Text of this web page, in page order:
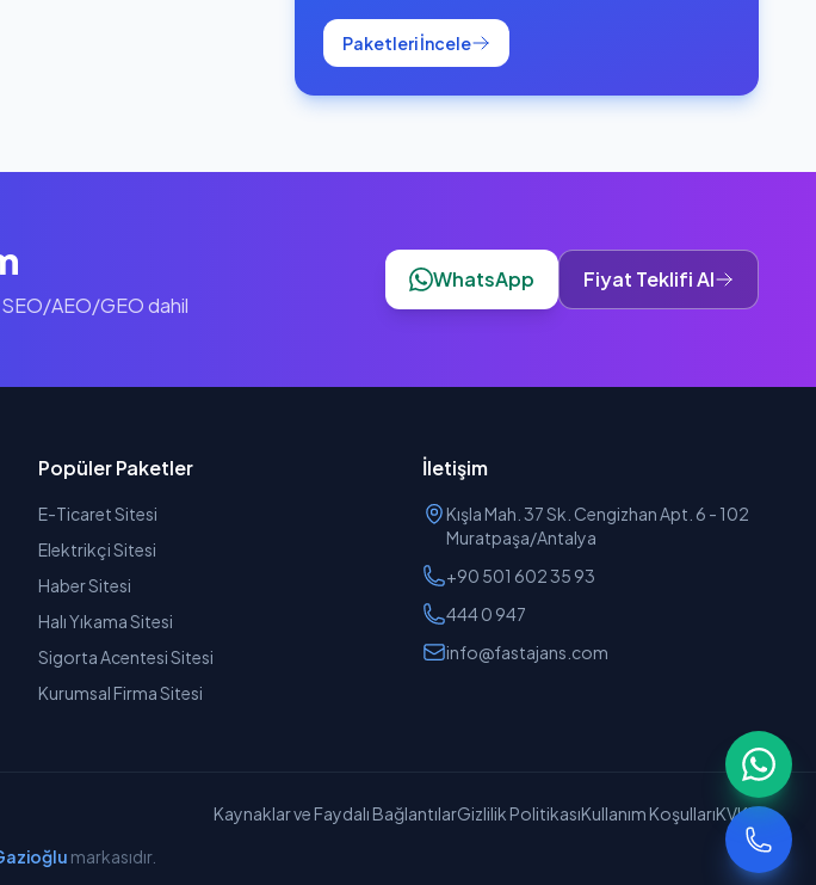
Paketleri İncele
SEO/AEO/GEO dahil
WhatsApp Fiyat Teklifi Al
Popüler Paketler
E-Ticaret Sitesi
Elektrikçi Sitesi
Haber Sitesi
Halı Yıkama Sitesi
Sigorta Acentesi Sitesi
Kurumsal Firma Sitesi
İletişim
Kışla Mah. 37 Sk. Cengizhan Apt. 6 - 102
Muratpaşa/Antalya
+90 501 602 35 93
444 0 947
info@fastajans.com
Kaynaklar ve Faydalı BağlantılarGizlilik PolitikasıKullanım KoşullarıKVKK
markasıdır.